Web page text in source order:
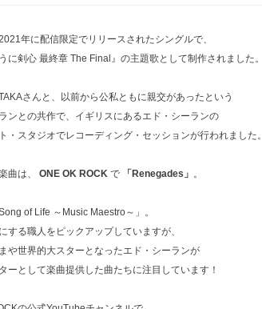
年に配信限定でリリースされたシングルで、
に剣心 最終章 The Final』の主題歌として制作されました。
さんと、以前から公私ともに親交があったという
ンとの共作で、イギリスにあるエド・シーランの
・スタジオでレコーディング・セッションが行われました。
曲は、 ONE OK ROCK で 「Renegades」 。
of Life ～Music Maestro～」。
する職人をピックアップしていますが、
や世界的大スターとなったエド・シーランが
ーとして楽曲提供した曲たちに注目しています！